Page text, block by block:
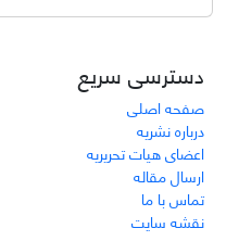
دسترسی سریع
صفحه اصلی
درباره نشریه
اعضای هیات تحریریه
ارسال مقاله
تماس با ما
نقشه سایت